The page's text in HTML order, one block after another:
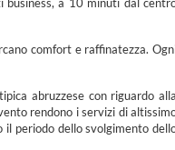
comfort e raffinatezza.
abruzzese con riguardo alla
rendono i servizi di
periodo dello svolgimento